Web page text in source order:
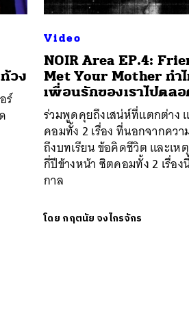
วง
ร์
Video
NOIR Area EP.4:
Met Your Mother ทำ
เพื่อนรักของเราไปตล
ร่วมพูดคุยถึงเสน่ห์ที่แตกต่าง
คอมทั้ง 2 เรื่อง ที่นอกจากคว
ถึงบทเรียน ข้อคิดชีวิต และเห
กี่ปีข้างหน้า ซิตคอมทั้ง 2 เรื่อ
กาล
โดย กฤตนัย จงไกรจักร